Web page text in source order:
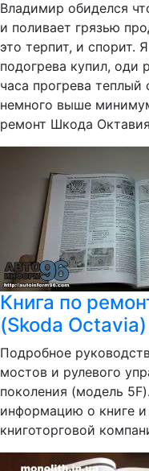
Владимир обиделся
и поливает грязью
это терпит, и спорит.
подогрева купил, оди
часа прогрева теплый
немного выше
ремонт Шкода
Книга по
(Skoda Octavia)
Подробное
мостов и рулевого
поколения (модель
информацию о книге
книготорговой